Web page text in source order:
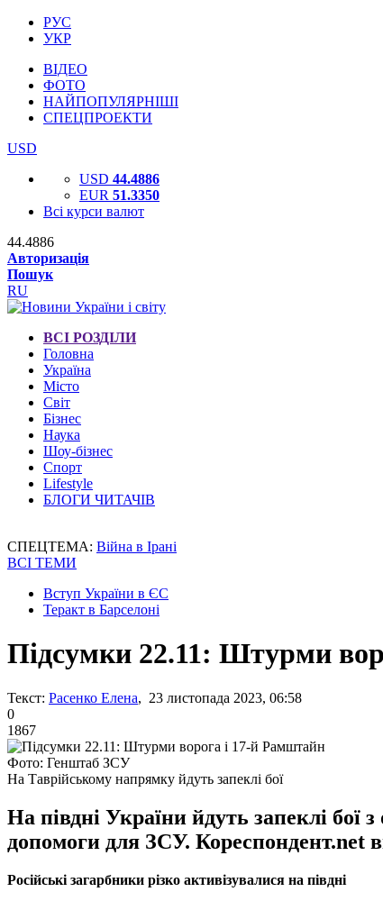
РУС
УКР
ВІДЕО
ФОТО
НАЙПОПУЛЯРНІШІ
СПЕЦПРОЕКТИ
USD
USD 44.4886
EUR 51.3350
Всі курси валют
44.4886
Авторизація
Пошук
RU
ВСІ РОЗДІЛИ
Головна
Україна
Місто
Світ
Бізнес
Наука
Шоу-бізнес
Спорт
Lifestyle
БЛОГИ ЧИТАЧІВ
СПЕЦТЕМА: Війна в Ірані
ВСІ ТЕМИ
Вступ України в ЄС
Теракт в Барселоні
Підсумки 22.11: Штурми
Текст: Расенко Елена, 23 листопада 2023, 06:58
0
1867
Фото: Генштаб ЗСУ
На Таврійському напрямку йдуть запеклі бої
На півдні України йдуть запеклі
допомоги для ЗСУ. Кореспондент.net
Російські загарбники різко активізувалися на півдні